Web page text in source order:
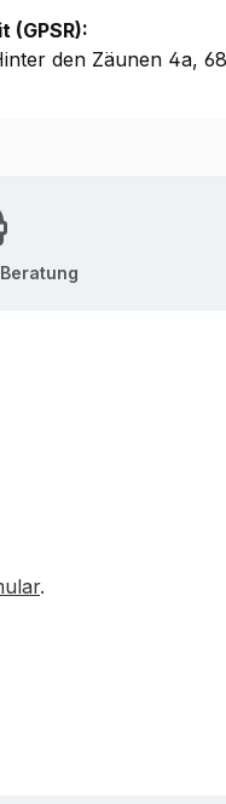
(GPSR):
den Zäunen 4a,
.